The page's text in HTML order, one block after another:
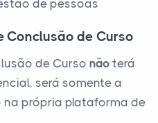
de pessoas
Conclusão de Curso
de Curso não terá
será somente a
própria plataforma de